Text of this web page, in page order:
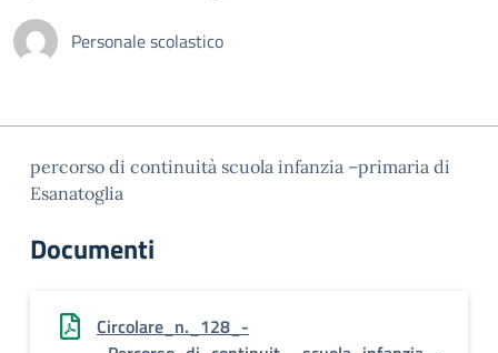
Personale scolastico
percorso di continuità scuola infanzia –primaria di
Esanatoglia
Documenti
Circolare_n._128_-